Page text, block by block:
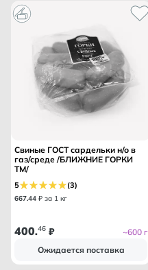
Свиные ГОСТ сардельки н/о в
газ/среде /БЛИЖНИЕ ГОРКИ
ТМ/
5 (3)
667.44 ₽ за 1 кг
400.46 ₽
~600 г
Ожидается поставка